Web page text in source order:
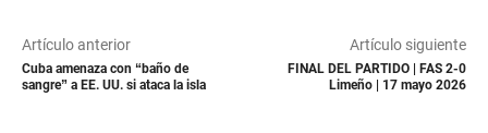
Artículo anterior
Cuba amenaza con “baño de
sangre” a EE. UU. si ataca la isla
Artículo siguiente
FINAL DEL PARTIDO | FAS 2-0
Limeño | 17 mayo 2026